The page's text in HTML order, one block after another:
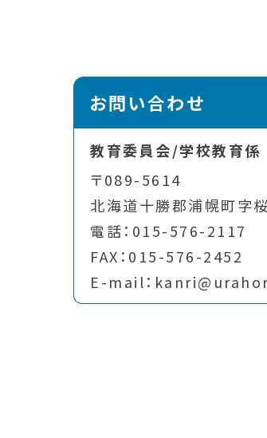
お問い合わせ
教育委員会/学校教育係
〒089-5614
北海道十勝郡浦幌町字
電話：015-576-2117
FAX：015-576-2452
E-mail：